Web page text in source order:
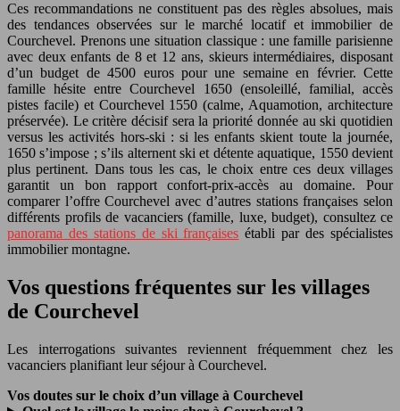
Ces recommandations ne constituent pas des règles absolues, mais
des tendances observées sur le marché locatif et immobilier de
Courchevel. Prenons une situation classique : une famille parisienne
avec deux enfants de 8 et 12 ans, skieurs intermédiaires, disposant
d’un budget de 4500 euros pour une semaine en février. Cette
famille hésite entre Courchevel 1650 (ensoleillé, familial, accès
pistes facile) et Courchevel 1550 (calme, Aquamotion, architecture
préservée). Le critère décisif sera la priorité donnée au ski quotidien
versus les activités hors-ski : si les enfants skient toute la journée,
1650 s’impose ; s’ils alternent ski et détente aquatique, 1550 devient
plus pertinent. Dans tous les cas, le choix entre ces deux villages
garantit un bon rapport confort-prix-accès au domaine. Pour
comparer l’offre Courchevel avec d’autres stations françaises selon
différents profils de vacanciers (famille, luxe, budget), consultez ce
panorama des stations de ski françaises établi par des spécialistes
immobilier montagne.
Vos questions fréquentes sur les villages
de Courchevel
Les interrogations suivantes reviennent fréquemment chez les
vacanciers planifiant leur séjour à Courchevel.
Vos doutes sur le choix d’un village à Courchevel